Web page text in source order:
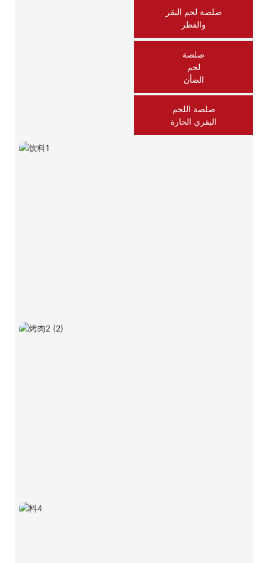
صلصة لحم البقر
والفطر
صلصة
لحم
الضأن
صلصة اللحم
البقري الحارة